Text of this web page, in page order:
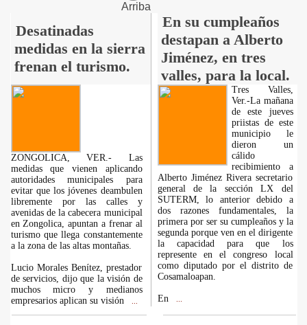
Arriba
Desatinadas
medidas en la sierra
frenan el turismo.
En su cumpleaños
destapan a Alberto
Jiménez, en tres
valles, para la local.
ZONGOLICA, VER.- Las
medidas que vienen aplicando
autoridades municipales para
evitar que los jóvenes deambulen
libremente por las calles y
avenidas de la cabecera municipal
en Zongolica, apuntan a frenar al
turismo que llega constantemente
a la zona de las altas montañas.
Lucio Morales Benítez, prestador
de servicios, dijo que la visión de
muchos micro y medianos
empresarios aplican su visión
Tres Valles,
Ver.-La mañana
de este jueves
priistas de este
municipio le
dieron un
cálido
recibimiento a
Alberto Jiménez Rivera secretario
general de la sección LX del
SUTERM, lo anterior debido a
dos razones fundamentales, la
primera por ser su cumpleaños y la
segunda porque ven en el dirigente
la capacidad para que los
represente en el congreso local
como diputado por el distrito de
Cosamaloapan.
En